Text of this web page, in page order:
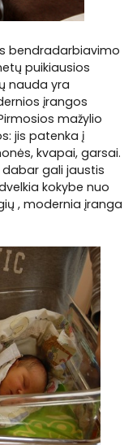
bendradarbiavimo
puikiausios
nauda yra
įrangos
mažylio
jis patenka į
kvapai, garsai.
dabar gali jaustis
kokybe nuo
, modernia įranga